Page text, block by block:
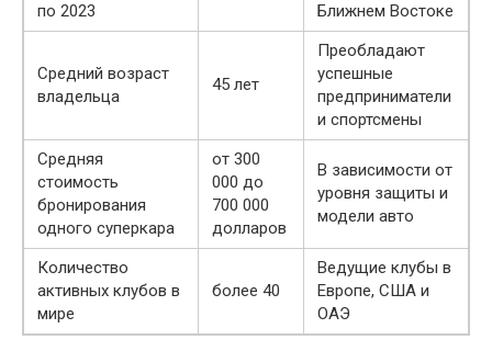
по 2023
Ближнем Востоке
Средний возраст
владельца
45 лет
Преобладают
успешные
предприниматели
и спортсмены
Средняя
стоимость
бронирования
одного суперкара
от 300
000 до
700 000
долларов
В зависимости от
уровня защиты и
модели авто
Количество
активных клубов в
мире
более 40
Ведущие клубы в
Европе, США и
ОАЭ